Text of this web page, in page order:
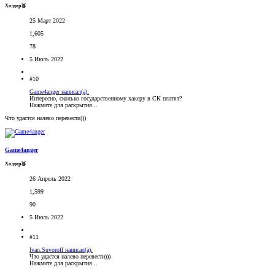
Холдер🥉
25 Март 2022
1,605
78
5 Июль 2022
#10
Game4anger написал(а):
Интересно, сколько государственному хакеру в СК платят?
Нажмите для раскрытия...
Что удастся налево перевести)))
Game4anger
Холдер🥉
26 Апрель 2022
1,599
90
5 Июль 2022
#11
Ivan.Suvoroff написал(а):
Что удастся налево перевести)))
Нажмите для раскрытия...